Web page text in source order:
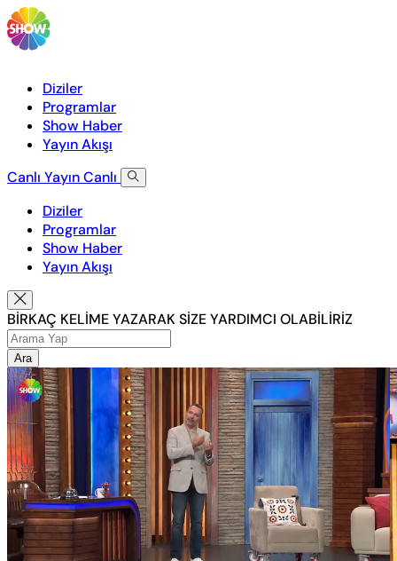
Diziler
Programlar
Show Haber
Yayın Akışı
Canlı YayınCanlı
Diziler
Programlar
Show Haber
Yayın Akışı
BİRKAÇ KELİME YAZARAK SİZE YARDIMCI OLABİLİRİZ
Ara
Yüklendi:
4.54%